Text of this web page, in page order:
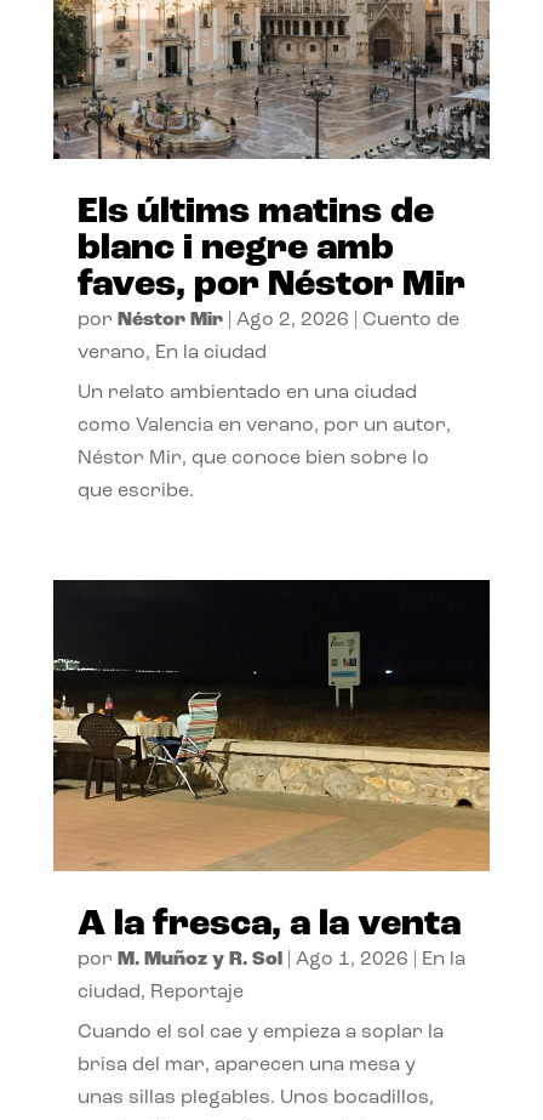
Els últims matins de
blanc i negre amb
faves, por Néstor Mir
por Néstor Mir| Ago 2, 2026
Cuento de
verano, En la ciudad
Un relato ambientado en una ciudad
como Valencia en verano, por un autor,
Néstor Mir, que conoce bien sobre lo
que escribe.
A la fresca, a la venta
por M. Muñoz y R. Sol| Ago 1, 2026
En la
ciudad, Reportaje
Cuando el sol cae y empieza a soplar la
brisa del mar, aparecen una mesa y
unas sillas plegables. Unos bocadillos,